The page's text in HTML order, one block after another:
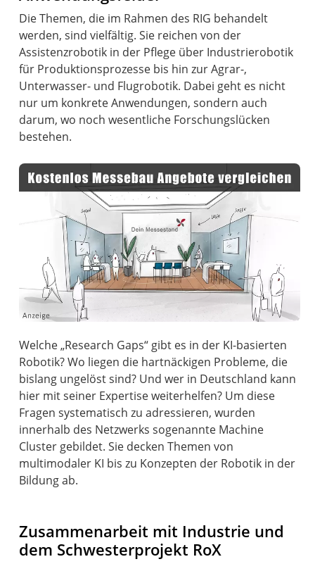
Die Themen, die im Rahmen des RIG behandelt
werden, sind vielfältig. Sie reichen von der
Assistenzrobotik in der Pflege über Industrierobotik
für Produktionsprozesse bis hin zur Agrar-,
Unterwasser- und Flugrobotik. Dabei geht es nicht
nur um konkrete Anwendungen, sondern auch
darum, wo noch wesentliche Forschungslücken
bestehen.
Welche „Research Gaps“ gibt es in der KI-basierten
Robotik? Wo liegen die hartnäckigen Probleme, die
bislang ungelöst sind? Und wer in Deutschland kann
hier mit seiner Expertise weiterhelfen? Um diese
Fragen systematisch zu adressieren, wurden
innerhalb des Netzwerks sogenannte Machine
Cluster gebildet. Sie decken Themen von
multimodaler KI bis zu Konzepten der Robotik in der
Bildung ab.
Zusammenarbeit mit Industrie und
dem Schwesterprojekt RoX